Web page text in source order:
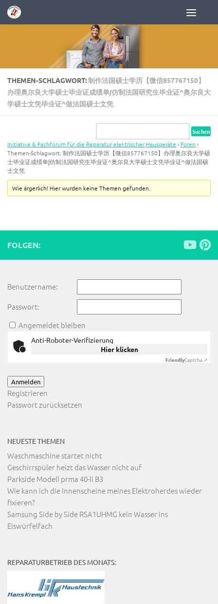
Zum Inhalt springen
THEMEN-SCHLAGWORT:制作法国硕士学历【微信857767150】
办理奥尔良大学硕士毕业证成绩单∫仿制法国研究生毕业证^奥尔良大
学硕士文凭毕业证^做法国硕士文凭
Initiative & Fachforum für die Reparatur elektrischer Hausgeräte › Foren ›
Themen-Schlagwort: 制作法国硕士学历【微信857767150】办理奥尔良大学硕
士毕业证成绩单∫仿制法国研究生毕业证^奥尔良大学硕士文凭毕业证^做法国硕
士文凭
Wie ärgerlich! Hier wurden keine Themen gefunden.
FOLGEN:
Benutzername:
Passwort:
Angemeldet bleiben
Anti-Roboter-Verifizierung
Hier klicken
FriendlyCaptcha ⇗
Anmelden
Registrieren
Passwort zurücksetzen
NEUESTE THEMEN
Waschmaschine startet nicht
Geschirrspüler heizt das Wasser nicht auf
Parkside Modell prma 40-li B3
Wie kann ich die Innenscheine meines Elektroherdes wieder
fixieren?
Samsung Side by Side RSA1UHMG kein Wasser ins
Eiswürfelfach
REPARATURBETRIEB DES MONATS: